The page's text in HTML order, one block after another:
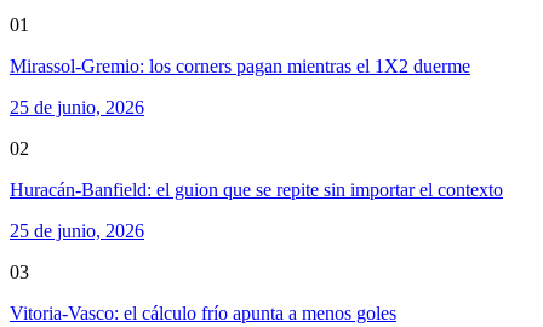
01
Mirassol-Gremio: los corners pagan mientras el 1X2 duerme
25 de junio, 2026
02
Huracán-Banfield: el guion que se repite sin importar el contexto
25 de junio, 2026
03
Vitoria-Vasco: el cálculo frío apunta a menos goles